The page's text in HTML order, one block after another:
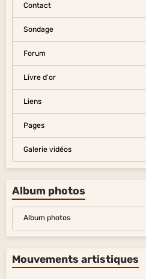
Contact
Sondage
Forum
Livre d'or
Liens
Pages
Galerie vidéos
Album photos
Album photos
Mouvements artistiques